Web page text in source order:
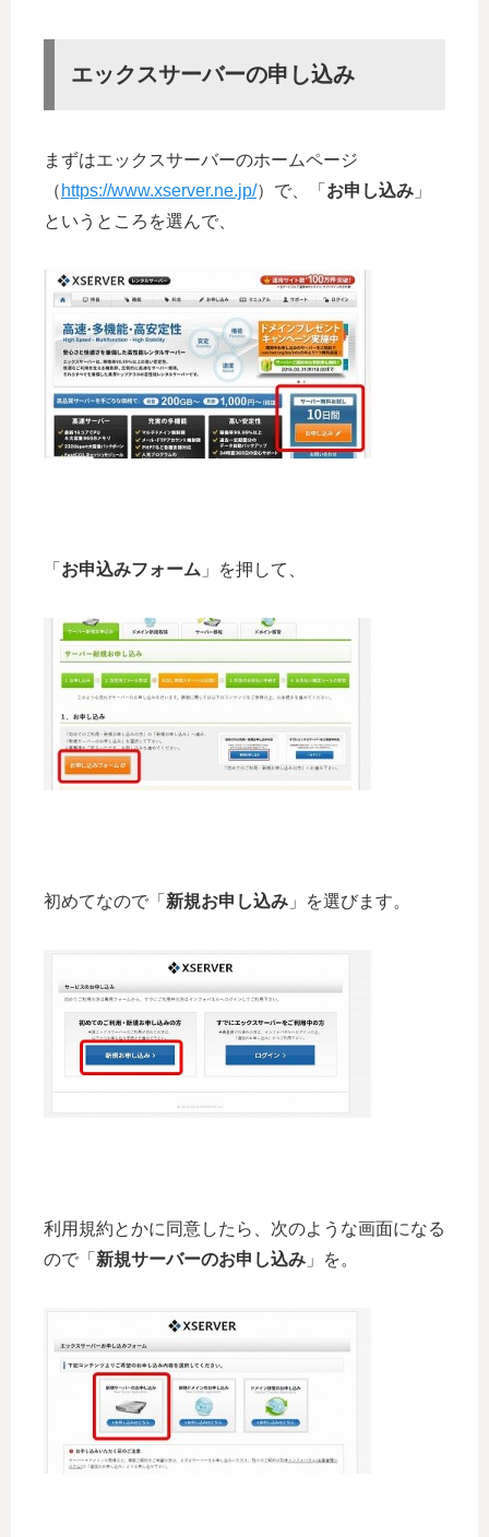
エックスサーバーの申し込み
まずはエックスサーバーのホームページ
（ https://www.xserver.ne.jp/）で、「 お申し込み 」
というところを選んで、
「 お申込みフォーム 」を押して、
初めてなので「 新規お申し込み 」を選びます。
利用規約とかに同意したら、次のような画面になる
ので「 新規サーバーのお申し込み 」を。